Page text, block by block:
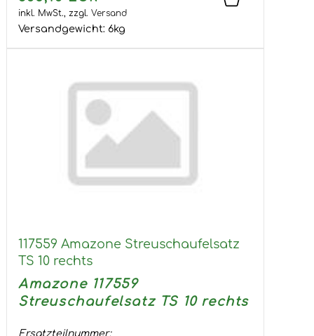
inkl. MwSt., zzgl. Versand
Versandgewicht: 6kg
117559 Amazone Streuschaufelsatz
TS 10 rechts
Amazone 117559
Streuschaufelsatz TS 10 rechts
Ersatzteilnummer: